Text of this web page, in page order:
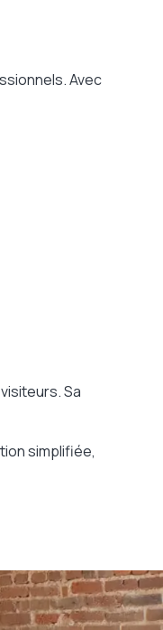
Avec
Sa
simplifiée,